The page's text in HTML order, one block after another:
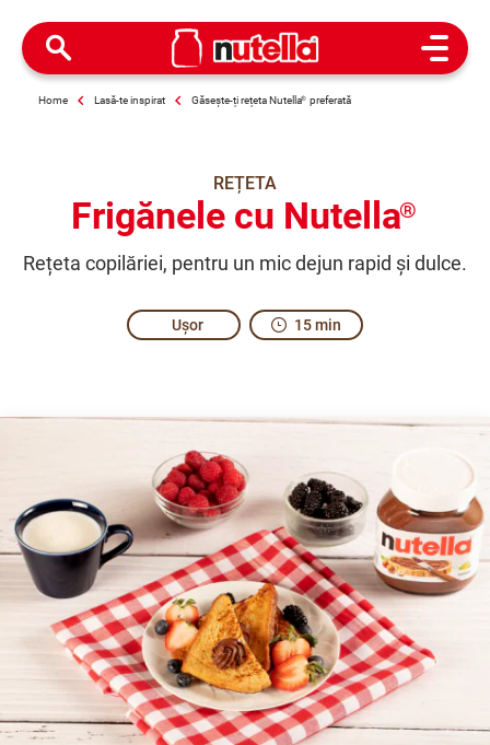
Open
Home Lasă-te inspirat Găsește-ți rețeta Nutella® preferată
REȚETA
Frigănele cu Nutella®
Rețeta copilăriei, pentru un mic dejun rapid și dulce.
Ușor 15 min